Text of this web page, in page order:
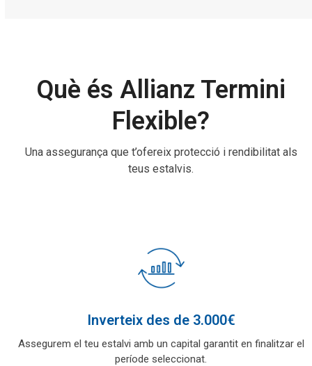
Què és Allianz Termini
Flexible?
Una assegurança que t’ofereix protecció i rendibilitat als
teus estalvis.
Inverteix des de 3.000€
Assegurem el teu estalvi amb un capital garantit en finalitzar el
període seleccionat.